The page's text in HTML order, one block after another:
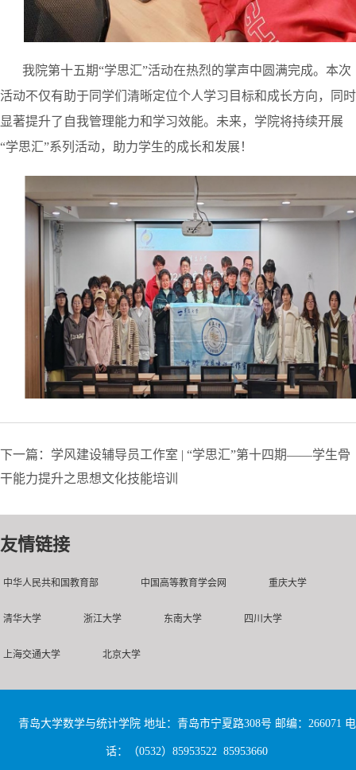
我院第十五期“学思汇”活动在热烈的掌声中圆满完成。 本次
活动不仅有助于同学们清晰定位个人学习目标和成长方向，同时
显著提升了 自我管理能力和学习效能。未来， 学院将持续开展
“学思汇”系列活动， 助力学生的成长和发展！
下一篇：学风建设辅导员工作室 | “学思汇”第十四期——学生骨
干能力提升之思想文化技能培训
友情链接
中华人民共和国教育部 中国高等教育学会网 重庆大学
清华大学 浙江大学 东南大学 四川大学
上海交通大学 北京大学
青岛大学数学与统计学院 地址：青岛市宁夏路308号 邮编：266071 电
话：（0532）85953522 85953660